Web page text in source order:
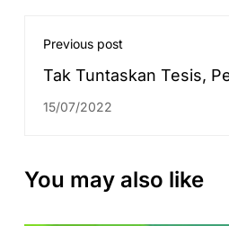
Previous post
Tak Tuntaskan Tesis,
Kuliah Lagi
15/07/2022
You may also like